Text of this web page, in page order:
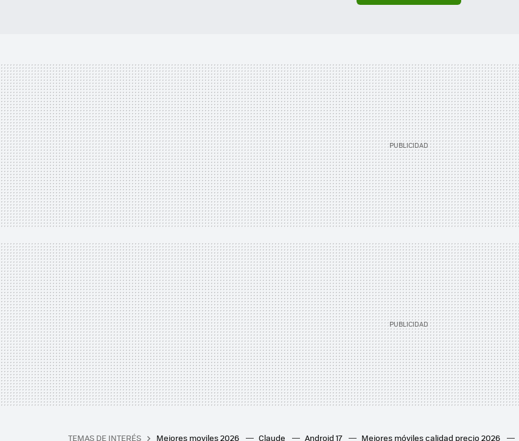
TEMAS DE INTERÉS Mejores moviles 2026 Claude Android 17 Mejores móviles calidad precio 2026